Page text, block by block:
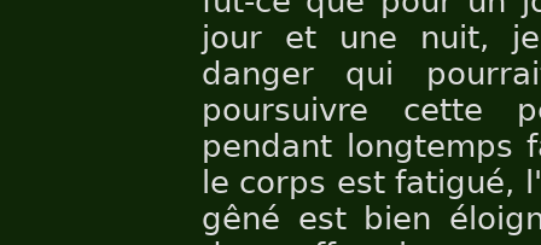
jour et une nuit,
danger qui
poursuivre cette
pendant longtemps
le corps est fatigué,
gêné est bien